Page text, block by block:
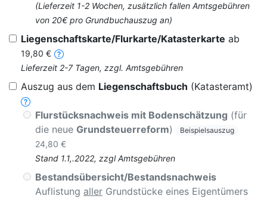
(Lieferzeit 1-2 Wochen, zusätzlich fallen Amtsgebühren
von 20€ pro Grundbuchauszug an)
Liegenschaftskarte/Flurkarte/Katasterkarte ab
19,80 €
Lieferzeit 2-7 Tagen, zzgl. Amtsgebühren
Auszug aus dem Liegenschaftsbuch (Katasteramt)
Flurstücksnachweis mit Bodenschätzung (für
die neue Grundsteuerreform) Beispielsauszug
24,80 €
Stand 1.1,.2022, zzgl Amtsgebühren
Bestandsübersicht/Bestandsnachweis
Auflistung aller Grundstücke eines Eigentümers